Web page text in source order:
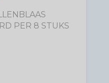
PER 8 STUKS